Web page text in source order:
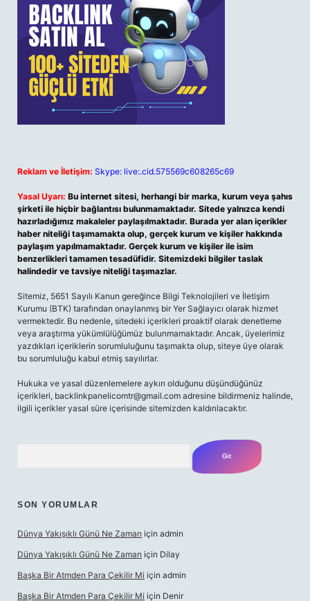
Reklam ve İletişim: Skype: live:.cid.575569c608265c69
Yasal Uyarı: Bu internet sitesi, herhangi bir marka, kurum veya şahıs
şirketi ile hiçbir bağlantısı bulunmamaktadır. Sitede yalnızca kendi
hazırladığımız makaleler paylaşılmaktadır. Burada yer alan içerikler
haber niteliği taşımamakta olup, gerçek kurum ve kişiler hakkında
paylaşım yapılmamaktadır. Gerçek kurum ve kişiler ile isim
benzerlikleri tamamen tesadüfidir. Sitemizdeki bilgiler taslak
halindedir ve tavsiye niteliği taşımazlar.
Sitemiz, 5651 Sayılı Kanun gereğince Bilgi Teknolojileri ve İletişim
Kurumu (BTK) tarafından onaylanmış bir Yer Sağlayıcı olarak hizmet
vermektedir. Bu nedenle, sitedeki içerikleri proaktif olarak denetleme
veya araştırma yükümlülüğümüz bulunmamaktadır. Ancak, üyelerimiz
yazdıkları içeriklerin sorumluluğunu taşımakta olup, siteye üye olarak
bu sorumluluğu kabul etmiş sayılırlar.
Hukuka ve yasal düzenlemelere aykırı olduğunu düşündüğünüz
içerikleri, backlinkpanelicomtr@gmail.com adresine bildirmeniz halinde,
ilgili içerikler yasal süre içerisinde sitemizden kaldırılacaktır.
SON YORUMLAR
Dünya Yakışıklı Günü Ne Zaman için admin
Dünya Yakışıklı Günü Ne Zaman için Dilay
Başka Bir Atmden Para Çekilir Mi için admin
Başka Bir Atmden Para Çekilir Mi için Denir